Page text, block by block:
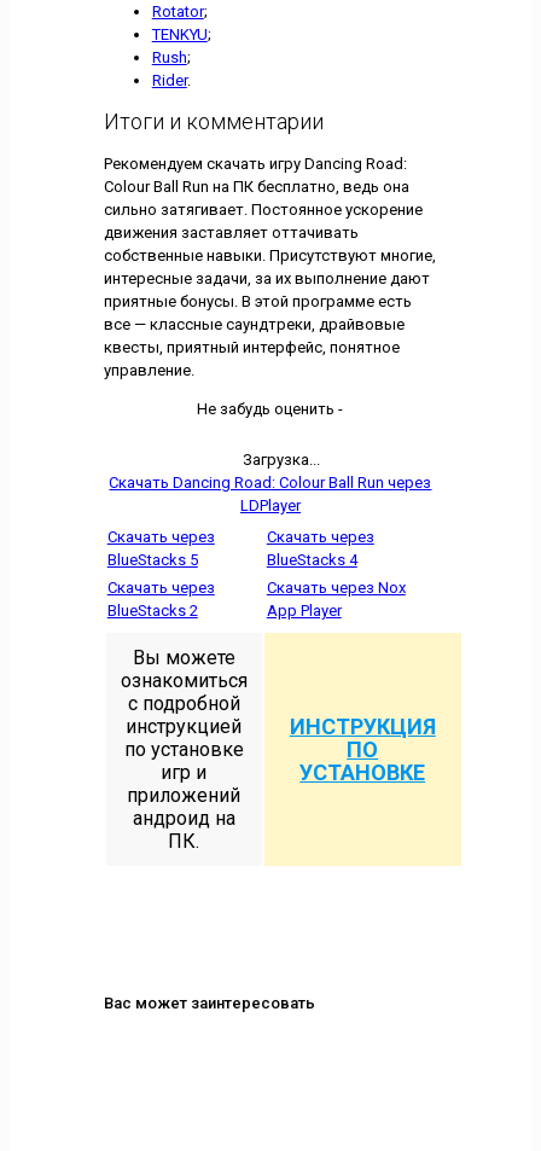
Rotator;
TENKYU;
Rush;
Rider.
Итоги и комментарии
Рекомендуем скачать игру Dancing Road:
Colour Ball Run на ПК бесплатно, ведь она
сильно затягивает. Постоянное ускорение
движения заставляет оттачивать
собственные навыки. Присутствуют многие,
интересные задачи, за их выполнение дают
приятные бонусы. В этой программе есть
все — классные саундтреки, драйвовые
квесты, приятный интерфейс, понятное
управление.
Не забудь оценить -
Загрузка...
Скачать Dancing Road: Colour Ball Run через
LDPlayer
Скачать через
BlueStacks 5
Скачать через
BlueStacks 4
Скачать через
BlueStacks 2
Скачать через Nox
App Player
Вы можете
ознакомиться
с подробной
инструкцией
по установке
игр и
приложений
андроид на
ПК.
ИНСТРУКЦИЯ
ПО
УСТАНОВКЕ
Вас может заинтересовать